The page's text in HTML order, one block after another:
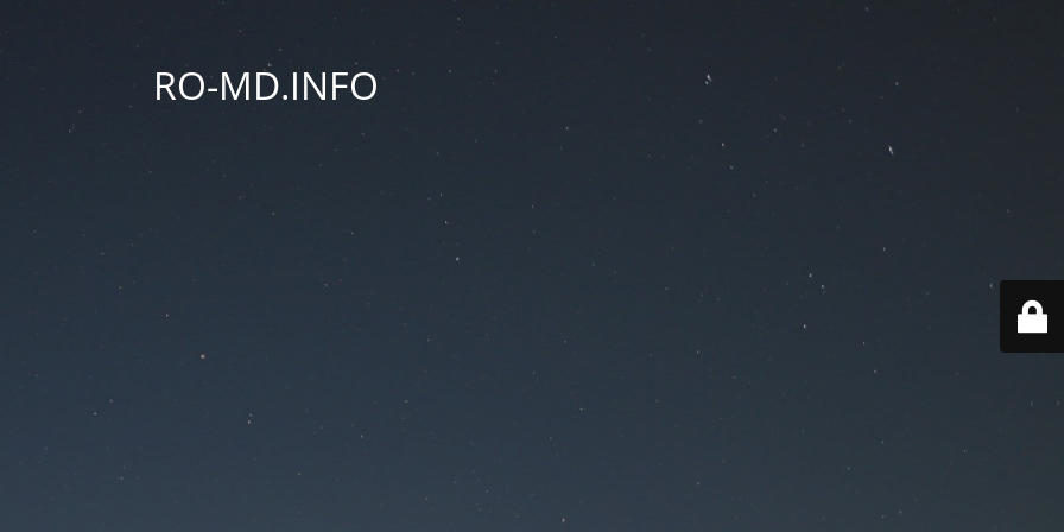
RO-MD.INFO